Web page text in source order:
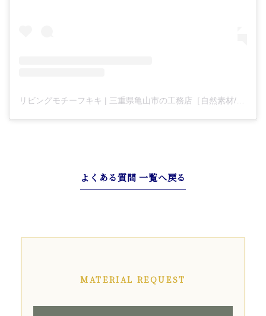
よくある質問 一覧へ戻る
MATERIAL REQUEST